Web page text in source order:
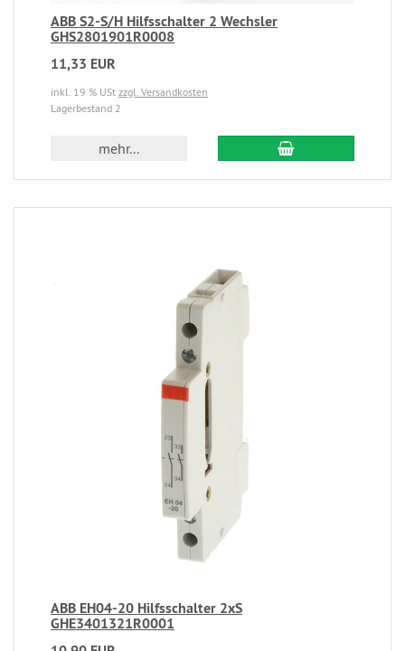
ABB S2-S/H Hilfsschalter 2 Wechsler
GHS2801901R0008
11,33 EUR
inkl. 19 % USt zzgl. Versandkosten
Lagerbestand 2
mehr...
ABB EH04-20 Hilfsschalter 2xS
GHE3401321R0001